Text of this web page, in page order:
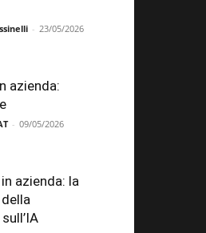
- 23/05/2026
azienda:
- 09/05/2026
azienda: la